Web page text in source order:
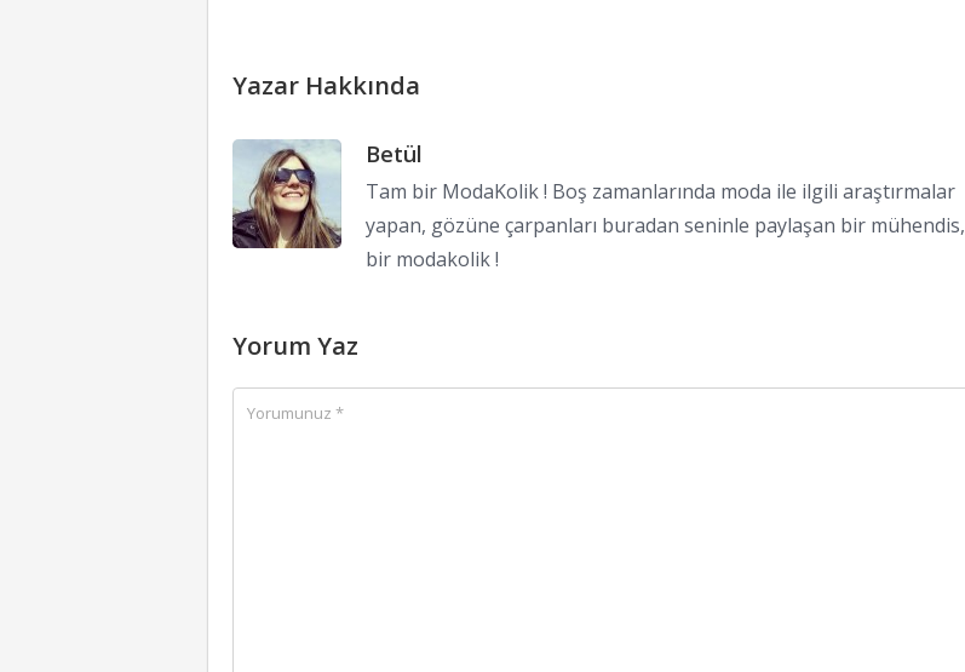
Yazar Hakkında
Betül
Tam bir ModaKolik ! Boş zamanlarında moda ile ilgili araştırmalar
yapan, gözüne çarpanları buradan seninle paylaşan bir mühendis,
bir modakolik !
Yorum Yaz